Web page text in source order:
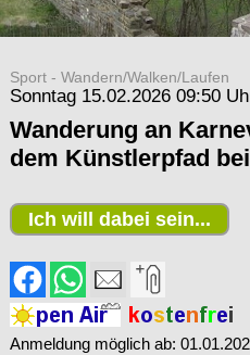
Sport - Wandern/Walken/Laufen
Sonntag 15.02.2026 09:50
Wanderung an
dem Künstlerpfad
Ich will dabei sein...
Anmeldung möglich ab: